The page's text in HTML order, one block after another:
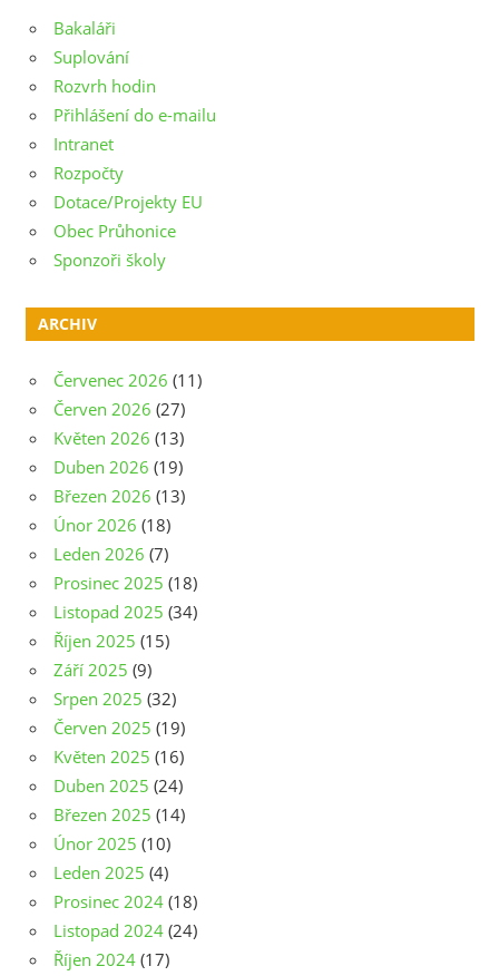
Bakaláři
Suplování
Rozvrh hodin
Přihlášení do e-mailu
Intranet
Rozpočty
Dotace/Projekty EU
Obec Průhonice
Sponzoři školy
ARCHIV
Červenec 2026 (11)
Červen 2026 (27)
Květen 2026 (13)
Duben 2026 (19)
Březen 2026 (13)
Únor 2026 (18)
Leden 2026 (7)
Prosinec 2025 (18)
Listopad 2025 (34)
Říjen 2025 (15)
Září 2025 (9)
Srpen 2025 (32)
Červen 2025 (19)
Květen 2025 (16)
Duben 2025 (24)
Březen 2025 (14)
Únor 2025 (10)
Leden 2025 (4)
Prosinec 2024 (18)
Listopad 2024 (24)
Říjen 2024 (17)